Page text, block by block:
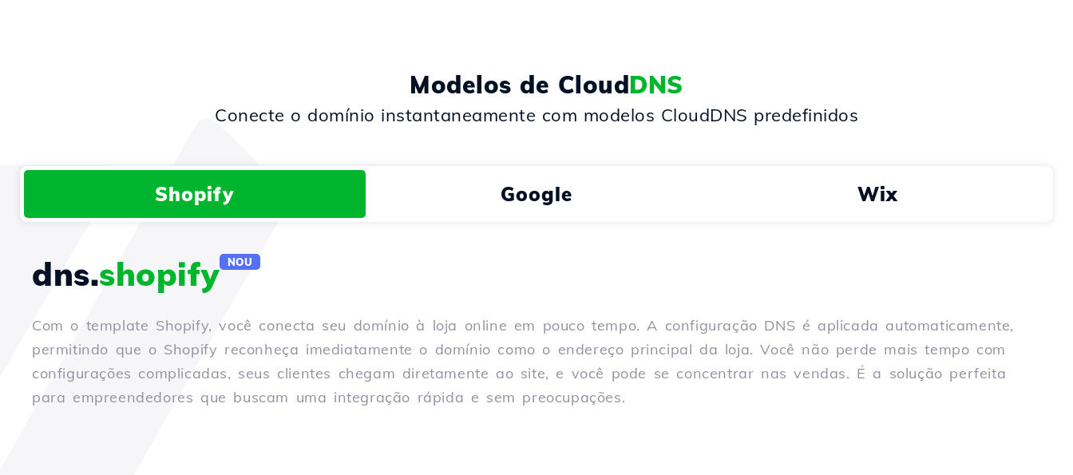
Modelos de CloudDNS
Conecte o domínio instantaneamente com modelos CloudDNS predefinidos
Shopify Google Wix
dns.shopify NOU
Com o template Shopify, você conecta seu domínio à loja online em pouco tempo. A configuração DNS é aplicada automaticamente,
permitindo que o Shopify reconheça imediatamente o domínio como o endereço principal da loja. Você não perde mais tempo com
configurações complicadas, seus clientes chegam diretamente ao site, e você pode se concentrar nas vendas. É a solução perfeita
para empreendedores que buscam uma integração rápida e sem preocupações.